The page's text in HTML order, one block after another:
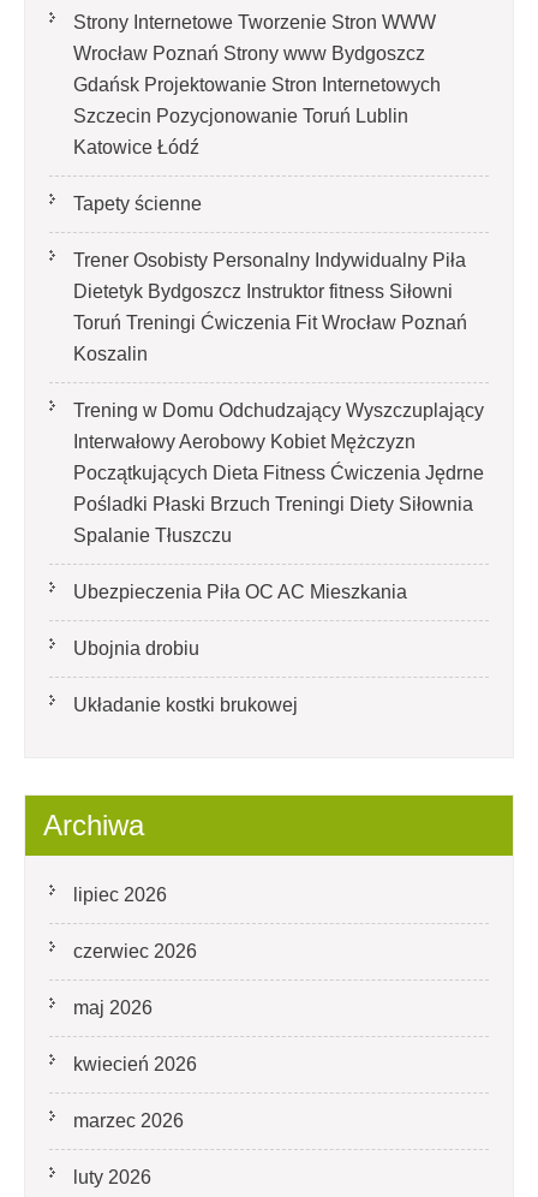
Strony Internetowe Tworzenie Stron WWW
Wrocław Poznań Strony www Bydgoszcz
Gdańsk Projektowanie Stron Internetowych
Szczecin Pozycjonowanie Toruń Lublin
Katowice Łódź
Tapety ścienne
Trener Osobisty Personalny Indywidualny Piła
Dietetyk Bydgoszcz Instruktor fitness Siłowni
Toruń Treningi Ćwiczenia Fit Wrocław Poznań
Koszalin
Trening w Domu Odchudzający Wyszczuplający
Interwałowy Aerobowy Kobiet Mężczyzn
Początkujących Dieta Fitness Ćwiczenia Jędrne
Pośladki Płaski Brzuch Treningi Diety Siłownia
Spalanie Tłuszczu
Ubezpieczenia Piła OC AC Mieszkania
Ubojnia drobiu
Układanie kostki brukowej
Archiwa
lipiec 2026
czerwiec 2026
maj 2026
kwiecień 2026
marzec 2026
luty 2026